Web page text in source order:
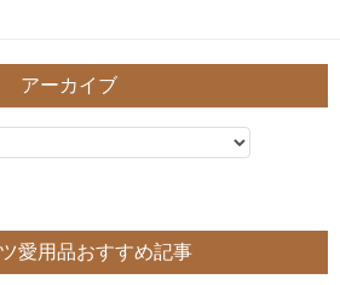
アーカイブ
愛用品おすすめ記事